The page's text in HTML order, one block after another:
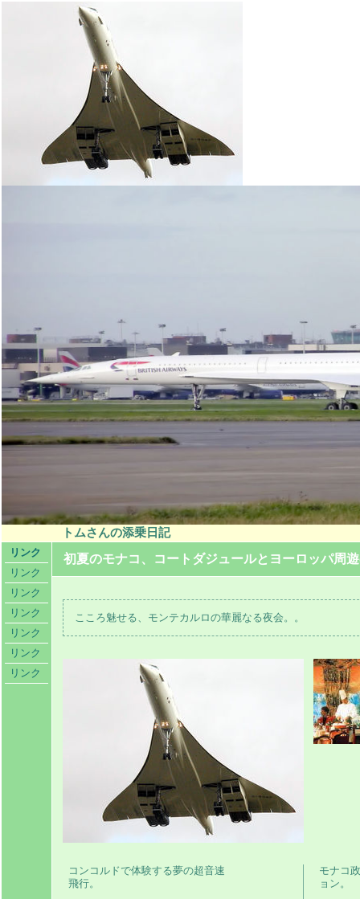
トムさんの添乗日記
リンク
リンク
リンク
リンク
リンク
リンク
リンク
初夏のモナコ、コートダジュールとヨーロッパ周
こころ魅せる、モンテカルロの華麗なる夜会。。
コンコルドで体験する夢の超音速
飛行。
モナコ
ョン。